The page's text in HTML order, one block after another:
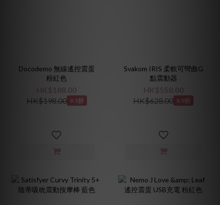
Docodemo 無線遙控震蛋
粉紅色
HK$188.00
HK$198.00 9.5折
Svakom IRIS 柔軟可彎曲G
點震動器
HK$558.00
HK$628.00 8.9折